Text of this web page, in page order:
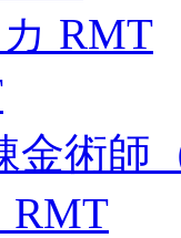
RMT
金術師
RMT